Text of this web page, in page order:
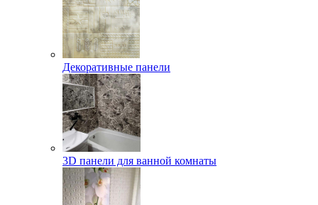
Декоративные панели
3D панели для ванной комнаты